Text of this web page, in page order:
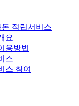
돈 적립서비스
요
용방법
스
스 참여